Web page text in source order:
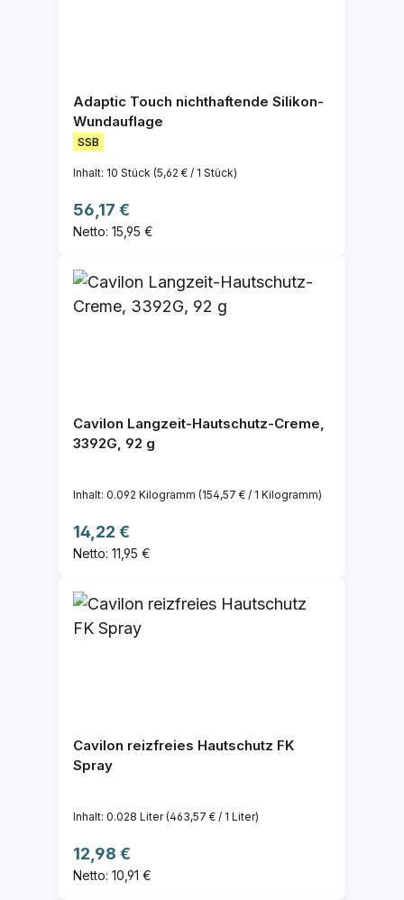
Adaptic Touch nichthaftende Silikon-
Wundauflage
SSB
Inhalt: 10 Stück (5,62 € / 1 Stück)
Regulärer Preis:
56,17 €
Netto: 15,95 €
Cavilon Langzeit-Hautschutz-Creme,
3392G, 92 g
Inhalt: 0.092 Kilogramm (154,57 € / 1 Kilogramm)
Regulärer Preis:
14,22 €
Netto: 11,95 €
Cavilon reizfreies Hautschutz FK
Spray
Inhalt: 0.028 Liter(463,57 € / 1 Liter)
Regulärer Preis:
12,98 €
Netto: 10,91 €